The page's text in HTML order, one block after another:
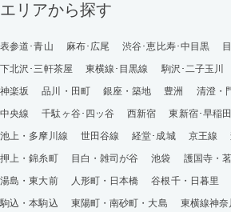
エリアから探す
表参道･青山 麻布･広尾 渋谷･恵比寿･中目黒
下北沢･三軒茶屋
東横線･目黒線 駒沢･二子玉川
神楽坂
品川・田町 銀座・築地 豊洲 清澄・
中央線
千駄ヶ谷･四ッ谷 西新宿 東新宿･早稲田
池上・多摩川線
世田谷線 経堂･成城 京王線
押上・錦糸町
目白・雑司が谷 池袋 護国寺・
湯島・東大前
人形町・日本橋 谷根千・日暮里
駒込・本駒込
東陽町・南砂町・大島 東横線神奈